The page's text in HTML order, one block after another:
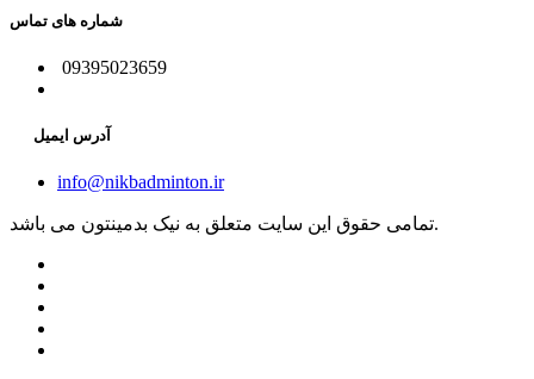
شماره های تماس
09395023659
آدرس ایمیل
info@nikbadminton.ir
تمامی حقوق این سایت متعلق به نیک بدمینتون می باشد.